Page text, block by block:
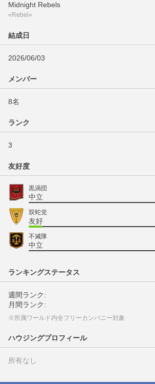
Midnight Rebels
«Rebel»
結成日
2026/06/03
メンバー
8名
ランク
3
友好度
黒渦団
中立
双蛇党
友好
不滅隊
中立
ランキングステータス
週間ランク:
月間ランク:
※所属ワールド内全フリーカンパニー対象
ハウジングプロフィール
所有なし